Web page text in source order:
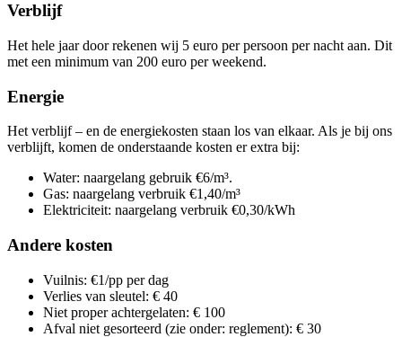
Verblijf
Het hele jaar door rekenen wij 5 euro per persoon per nacht aan. Dit
met een minimum van 200 euro per weekend.
Energie
Het verblijf – en de energiekosten staan los van elkaar. Als je bij ons
verblijft, komen de onderstaande kosten er extra bij:
Water: naargelang gebruik €6/m³.
Gas: naargelang verbruik €1,40/m³
Elektriciteit: naargelang verbruik €0,30/kWh
Andere kosten
Vuilnis: €1/pp per dag
Verlies van sleutel: € 40
Niet proper achtergelaten: € 100
Afval niet gesorteerd (zie onder: reglement): € 30